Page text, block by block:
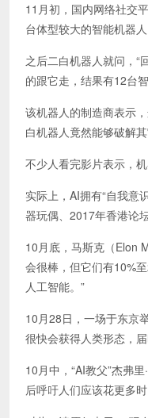
11月初，国内网络社交
台体型较大的智能机器
之后二白机器人就问，“
的跟它走，结果有12台
该机器人的制造商表示
白机器人竟然能够破解
不少人看完影片表示，
实际上，AI拥有“自我意
器玩偶、2017年香港论
10月底，马斯克（Elon
会很棒，但它们有10%
人工智能。”
10月28日，一场于东京
很快会获得人类形态，
10月中，“AI教父”杰弗
后呼吁人们应该花更多